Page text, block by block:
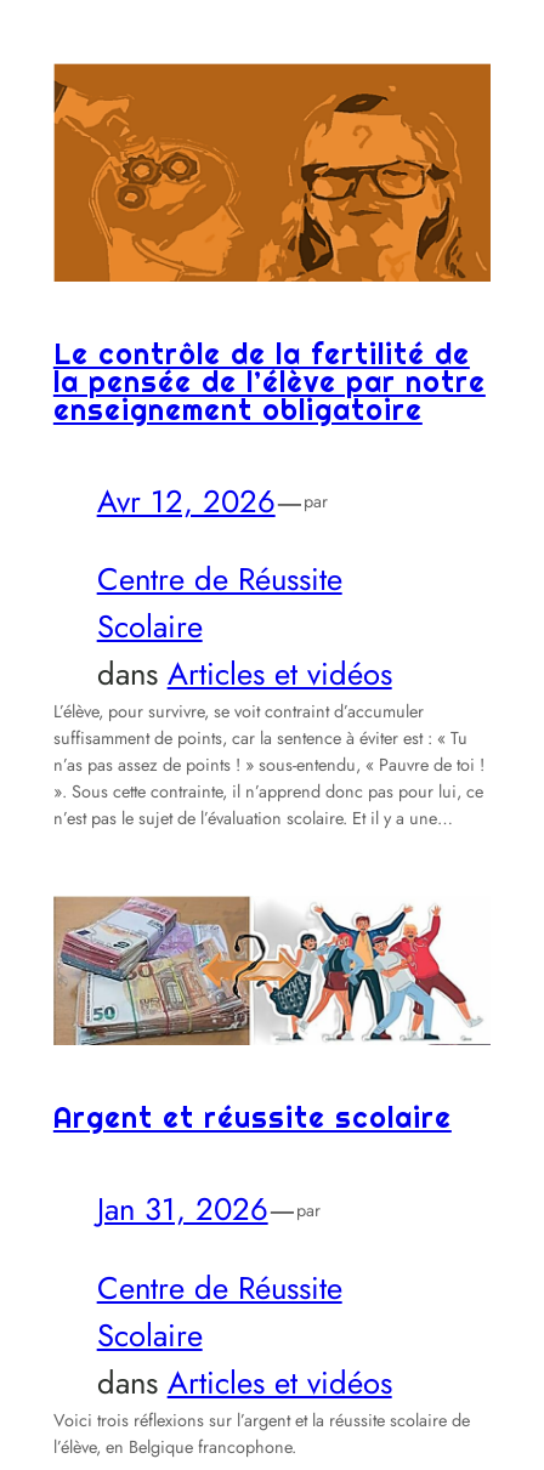
Le contrôle de la fertilité de
la pensée de l’élève par notre
enseignement obligatoire
Avr 12, 2026—par
Centre de Réussite
Scolaire
dans Articles et vidéos
L’élève, pour survivre, se voit contraint d’accumuler
suffisamment de points, car la sentence à éviter est : « Tu
n’as pas assez de points ! » sous-entendu, « Pauvre de toi !
». Sous cette contrainte, il n’apprend donc pas pour lui, ce
n’est pas le sujet de l’évaluation scolaire. Et il y a une…
Argent et réussite scolaire
Jan 31, 2026—par
Centre de Réussite
Scolaire
dans Articles et vidéos
Voici trois réflexions sur l’argent et la réussite scolaire de
l’élève, en Belgique francophone.